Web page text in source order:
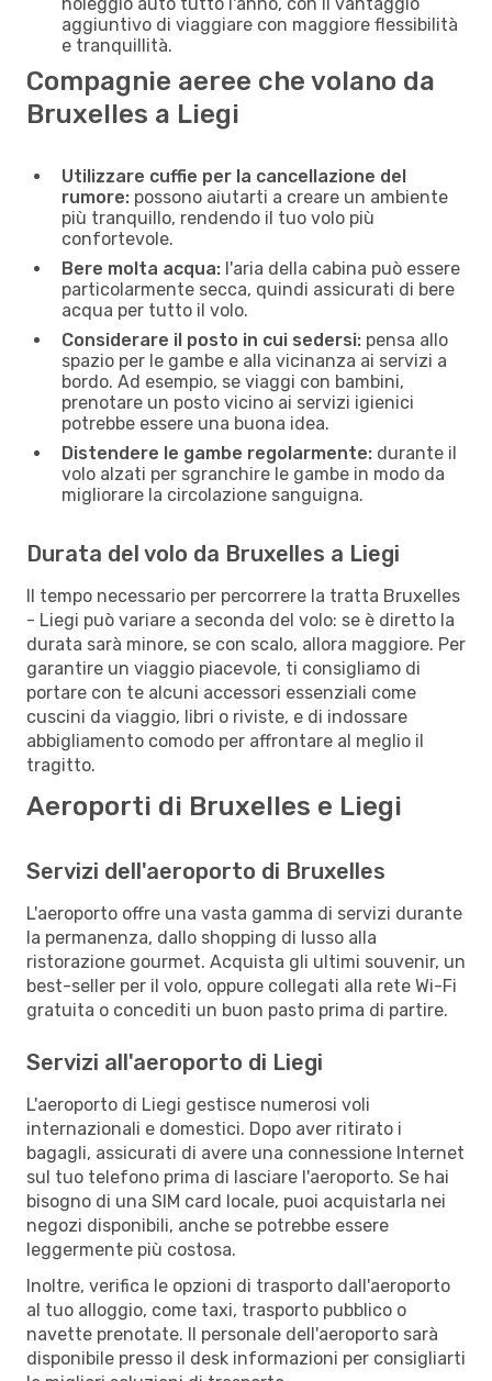
aggiuntivo di viaggiare con maggiore flessibilità
e tranquillità.
Compagnie aeree che volano da
Bruxelles a Liegi
Utilizzare cuffie per la cancellazione del
rumore: possono aiutarti a creare un ambiente
più tranquillo, rendendo il tuo volo più
confortevole.
Bere molta acqua: l'aria della cabina può essere
particolarmente secca, quindi assicurati di bere
acqua per tutto il volo.
Considerare il posto in cui sedersi: pensa allo
spazio per le gambe e alla vicinanza ai servizi a
bordo. Ad esempio, se viaggi con bambini,
prenotare un posto vicino ai servizi igienici
potrebbe essere una buona idea.
Distendere le gambe regolarmente: durante il
volo alzati per sgranchire le gambe in modo da
migliorare la circolazione sanguigna.
Durata del volo da Bruxelles a Liegi
Il tempo necessario per percorrere la tratta Bruxelles
- Liegi può variare a seconda del volo: se è diretto la
durata sarà minore, se con scalo, allora maggiore. Per
garantire un viaggio piacevole, ti consigliamo di
portare con te alcuni accessori essenziali come
cuscini da viaggio, libri o riviste, e di indossare
abbigliamento comodo per affrontare al meglio il
tragitto.
Aeroporti di Bruxelles e Liegi
Servizi dell'aeroporto di Bruxelles
L'aeroporto offre una vasta gamma di servizi durante
la permanenza, dallo shopping di lusso alla
ristorazione gourmet. Acquista gli ultimi souvenir, un
best-seller per il volo, oppure collegati alla rete Wi-Fi
gratuita o concediti un buon pasto prima di partire.
Servizi all'aeroporto di Liegi
L'aeroporto di Liegi gestisce numerosi voli
internazionali e domestici. Dopo aver ritirato i
bagagli, assicurati di avere una connessione Internet
sul tuo telefono prima di lasciare l'aeroporto. Se hai
bisogno di una SIM card locale, puoi acquistarla nei
negozi disponibili, anche se potrebbe essere
leggermente più costosa.
Inoltre, verifica le opzioni di trasporto dall'aeroporto
al tuo alloggio, come taxi, trasporto pubblico o
navette prenotate. Il personale dell'aeroporto sarà
disponibile presso il desk informazioni per consigliarti